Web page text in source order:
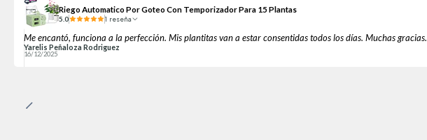
Riego Automatico Por Goteo Con Temporizador Para 15 Plantas
5.0 1 reseña
Me encantó, funciona a la perfección. Mis plantitas van a estar consentidas todos los días. Muchas gracias.
Yarelis Peñaloza Rodriguez
16/12/2025